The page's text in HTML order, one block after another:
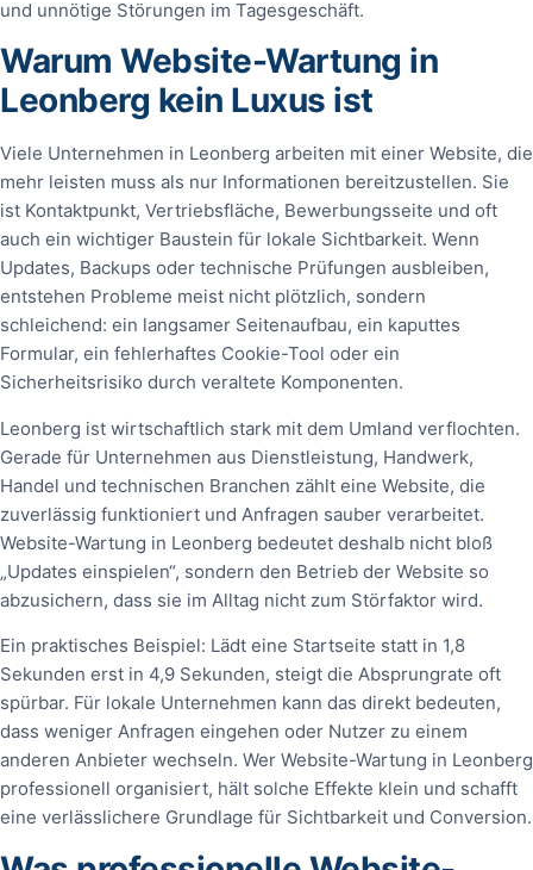
und unnötige Störungen im Tagesgeschäft.
Warum Website-Wartung in
Leonberg kein Luxus ist
Viele Unternehmen in Leonberg arbeiten mit einer Website, die
mehr leisten muss als nur Informationen bereitzustellen. Sie
ist Kontaktpunkt, Vertriebsfläche, Bewerbungsseite und oft
auch ein wichtiger Baustein für lokale Sichtbarkeit. Wenn
Updates, Backups oder technische Prüfungen ausbleiben,
entstehen Probleme meist nicht plötzlich, sondern
schleichend: ein langsamer Seitenaufbau, ein kaputtes
Formular, ein fehlerhaftes Cookie-Tool oder ein
Sicherheitsrisiko durch veraltete Komponenten.
Leonberg ist wirtschaftlich stark mit dem Umland verflochten.
Gerade für Unternehmen aus Dienstleistung, Handwerk,
Handel und technischen Branchen zählt eine Website, die
zuverlässig funktioniert und Anfragen sauber verarbeitet.
Website-Wartung in Leonberg bedeutet deshalb nicht bloß
„Updates einspielen“, sondern den Betrieb der Website so
abzusichern, dass sie im Alltag nicht zum Störfaktor wird.
Ein praktisches Beispiel: Lädt eine Startseite statt in 1,8
Sekunden erst in 4,9 Sekunden, steigt die Absprungrate oft
spürbar. Für lokale Unternehmen kann das direkt bedeuten,
dass weniger Anfragen eingehen oder Nutzer zu einem
anderen Anbieter wechseln. Wer Website-Wartung in Leonberg
professionell organisiert, hält solche Effekte klein und schafft
eine verlässlichere Grundlage für Sichtbarkeit und Conversion.